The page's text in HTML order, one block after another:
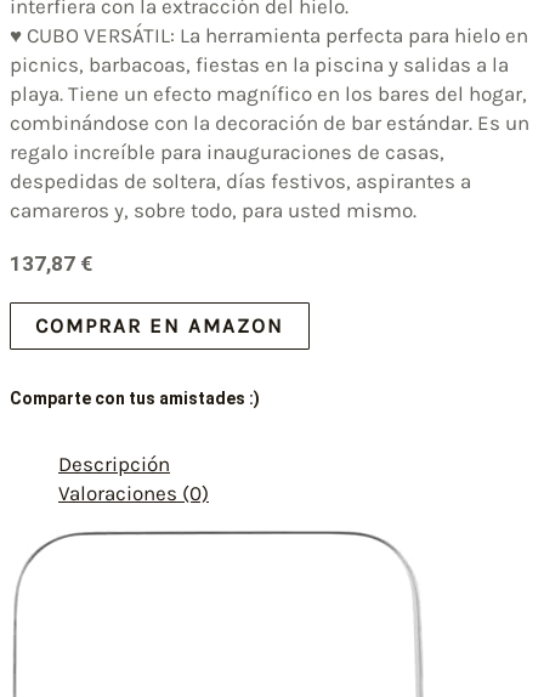
interfiera con la extracción del hielo.
♥ CUBO VERSÁTIL: La herramienta perfecta para hielo en
picnics, barbacoas, fiestas en la piscina y salidas a la
playa. Tiene un efecto magnífico en los bares del hogar,
combinándose con la decoración de bar estándar. Es un
regalo increíble para inauguraciones de casas,
despedidas de soltera, días festivos, aspirantes a
camareros y, sobre todo, para usted mismo.
137,87 €
COMPRAR EN AMAZON
Comparte con tus amistades :)
Descripción
Valoraciones (0)